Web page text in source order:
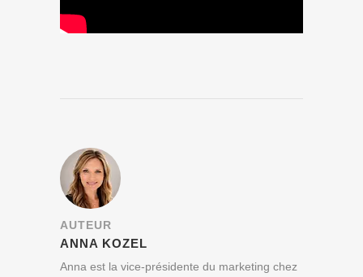
AUTEUR
ANNA KOZEL
Anna est la vice-présidente du marketing chez